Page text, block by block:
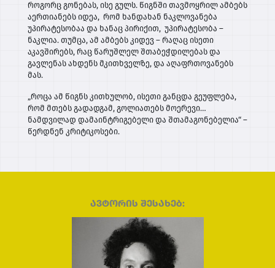
როგორც გონებას, ისე გულს. წიგნში თავმოყრილ ამბებს
აერთიანებს იდეა, რომ ხანდახან ნაკლოვანება
უპირატესობაა და ხანაც პირიქით, უპირატესობა –
ნაკლია. თუმცა, ამ ამბებს კიდევ – რაღაც ისეთი
აკავშირებს, რაც წარუშლელ შთაბეჭდილებას და
გავლენას ახდენს მკითხველზე, და აღაფრთოვანებს
მას.
„როცა ამ წიგნს კითხულობ, ისეთი განცდა გეუფლება,
რომ მთებს გადადგამ, გოლიათებს მოერევი…
ნამდვილად დამაინტრიგებელი და შთამაგონებელია“ –
წერდნენ კრიტიკოსები.
ავტორის შესახებ: